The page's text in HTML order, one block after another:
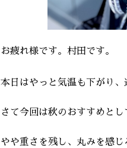
お疲れ様です。村田です。
本日はやっと気温も下がり、
さて今回は秋のおすすめと
やや重さを残し、丸みを感じ